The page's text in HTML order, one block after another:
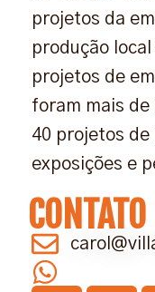
projetos da
produção
projetos de
foram mais de
40 projetos de
exposições e
CONTATO